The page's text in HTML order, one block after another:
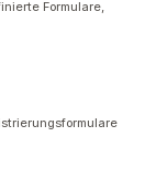
Formulare,